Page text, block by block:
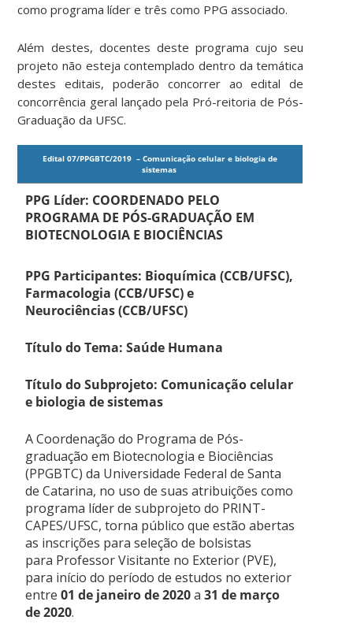
como programa líder e três como PPG associado.
Além destes, docentes deste programa cujo seu
projeto não esteja contemplado dentro da temática
destes editais, poderão concorrer ao edital de
concorrência geral lançado pela Pró-reitoria de Pós-
Graduação da UFSC.
Edital 07/PPGBTC/2019 – Comunicação celular e biologia de
sistemas
PPG Líder: COORDENADO PELO
PROGRAMA DE PÓS-GRADUAÇÃO EM
BIOTECNOLOGIA E BIOCIÊNCIAS
PPG Participantes: Bioquímica (CCB/UFSC),
Farmacologia (CCB/UFSC) e
Neurociências (CCB/UFSC)
Título do Tema: Saúde Humana
Título do Subprojeto: Comunicação celular
e biologia de sistemas
A Coordenação do Programa de Pós-
graduação em Biotecnologia e Biociências
(PPGBTC) da Universidade Federal de Santa
de Catarina, no uso de suas atribuições como
programa líder de subprojeto do PRINT-
CAPES/UFSC, torna público que estão abertas
as inscrições para seleção de bolsistas
para Professor Visitante no Exterior (PVE),
para início do período de estudos no exterior
entre01 de janeiro de 2020a31 de março
de 2020.